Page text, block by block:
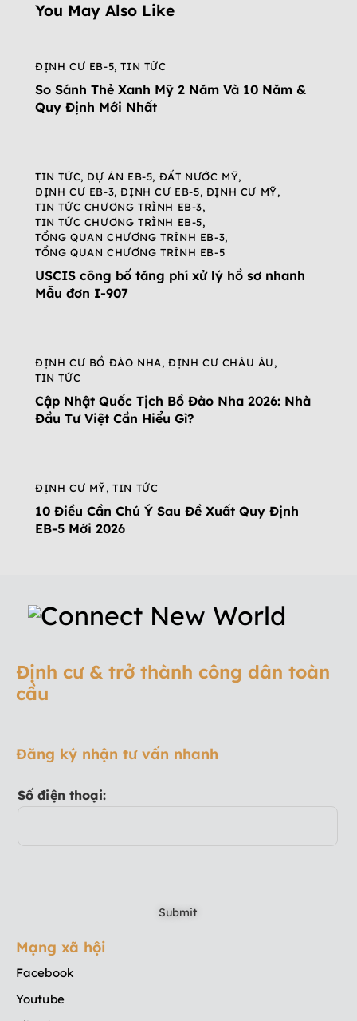
You May Also Like
ĐỊNH CƯ EB-5,TIN TỨC
So Sánh Thẻ Xanh Mỹ 2 Năm Và 10 Năm &
Quy Định Mới Nhất
TIN TỨC, DỰ ÁN EB-5, ĐẤT NƯỚC MỸ,
ĐỊNH CƯ EB-3,ĐỊNH CƯ EB-5, ĐỊNH CƯ MỸ,
TIN TỨC CHƯƠNG TRÌNH EB-3,
TIN TỨC CHƯƠNG TRÌNH EB-5,
TỔNG QUAN CHƯƠNG TRÌNH EB-3,
TỔNG QUAN CHƯƠNG TRÌNH EB-5
USCIS công bố tăng phí xử lý hồ sơ nhanh
Mẫu đơn I-907
ĐỊNH CƯ BỒ ĐÀO NHA,ĐỊNH CƯ CHÂU ÂU,
TIN TỨC
Cập Nhật Quốc Tịch Bồ Đào Nha 2026: Nhà
Đầu Tư Việt Cần Hiểu Gì?
ĐỊNH CƯ MỸ,TIN TỨC
10 Điều Cần Chú Ý Sau Đề Xuất Quy Định
EB-5 Mới 2026
Định cư & trở thành công dân toàn
cầu
Đăng ký nhận tư vấn nhanh
Số điện thoại:
Mạng xã hội
Facebook
Youtube